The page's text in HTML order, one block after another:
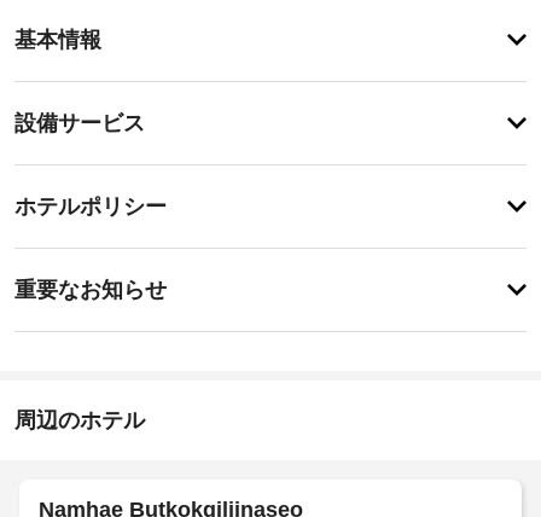
基本情報
録
が
ま
ん
設備サービス
録
あ
ま
ホテルポリシー
録
が
ま
ん
重要なお知らせ
に
あ
周辺のホテル
Namhae Butkokgiljinaseo